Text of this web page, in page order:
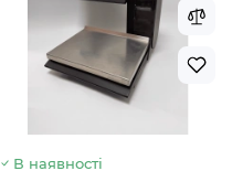
В наявності